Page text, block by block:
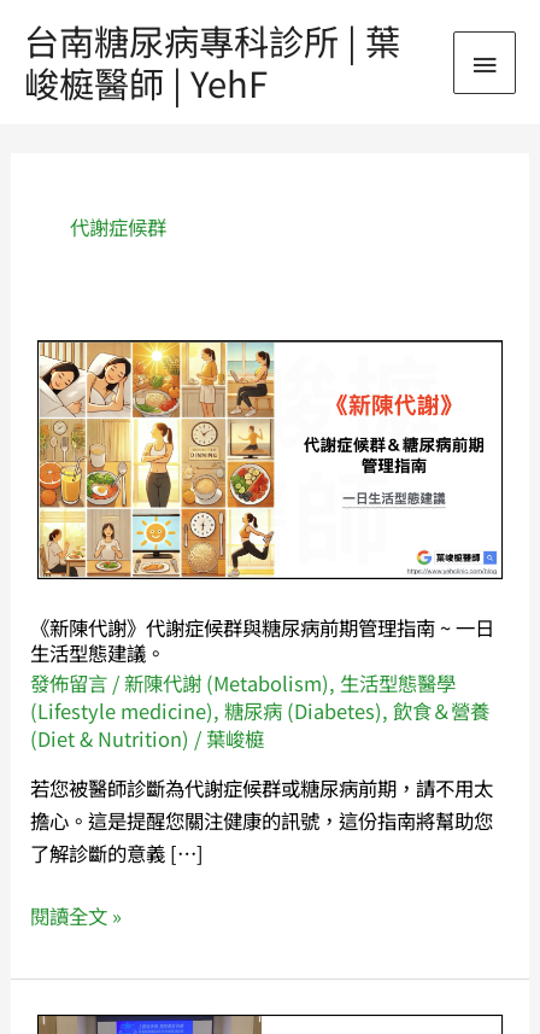
台南糖尿病專科診所 | 葉
峻榳醫師 | YehF
主
要
代謝症候群
《新陳代謝》代謝症候群與糖尿病前期管理指南 ~ 一日
生活型態建議。
發佈留言 /新陳代謝 (Metabolism), 生活型態醫學
(Lifestyle medicine),糖尿病 (Diabetes),飲食＆營養
(Diet & Nutrition) / 葉峻榳
若您被醫師診斷為代謝症候群或糖尿病前期，請不用太
擔心。這是提醒您關注健康的訊號，這份指南將幫助您
了解診斷的意義 […]
《新
陳
代
謝》
代
謝
症
候
與
糖
尿
病
期
管
理
指
南
閱讀全文 »
《預